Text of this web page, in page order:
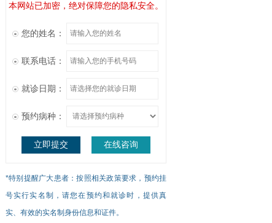
本网站已加密，绝对保障您的隐私安全。
您的姓名：
联系电话：
就诊日期：
预约病种：
立即提交 在线咨询
*特别提醒广大患者：按照相关政策要求，预约挂
号实行实名制，请您在预约和就诊时，提供真
实、有效的实名制身份信息和证件。